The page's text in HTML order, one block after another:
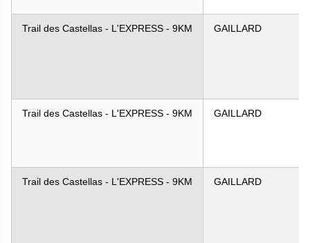
Trail des Castellas - L'EXPRESS - 9KM GAILLARD
Trail des Castellas - L'EXPRESS - 9KM GAILLARD
Trail des Castellas - L'EXPRESS - 9KM GAILLARD